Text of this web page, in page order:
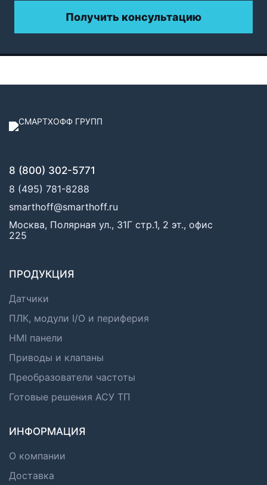
Получить консультацию
8 (800) 302-5771
8 (495) 781-8288
smarthoff@smarthoff.ru
Москва, Полярная ул., 31Г стр.1, 2 эт., офис
225
ПРОДУКЦИЯ
Датчики
ПЛК, модули I/O и периферия
HMI панели
Приводы и клапаны
Преобразователи частоты
Готовые решения АСУ ТП
ИНФОРМАЦИЯ
О компании
Доставка